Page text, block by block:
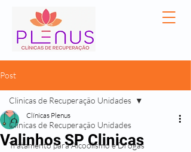
Post
Clinicas de Recuperação Unidades
Tratamento para Alcoolismo e Drogas
Clinicas de Recuperação Unidades
Valinhos SP Clinicas
Clínicas Plenus